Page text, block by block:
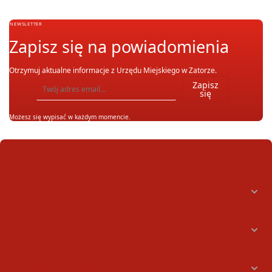
NEWSLETTER
Zapisz się na powiadomienia
Otrzymuj aktualne informacje z Urzędu Miejskiego w Zatorze.
Zapisz
się
Możesz się wypisać w każdym momencie.